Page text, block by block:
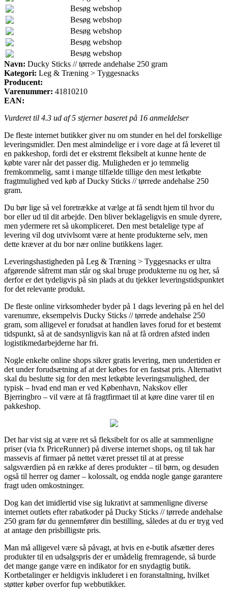
Besøg webshop
Besøg webshop
Besøg webshop
Besøg webshop
Besøg webshop
Navn: Ducky Sticks // tørrede andehalse 250 gram
Kategori: Leg & Træning > Tyggesnacks
Producent:
Varenummer: 41810210
EAN:
Vurderet til 4.3 ud af 5 stjerner baseret på 16 anmeldelser
De fleste internet butikker giver nu om stunder en hel del forskellige
leveringsmidler. Den mest almindelige er i vore dage at få leveret til
en pakkeshop, fordi det er ekstremt fleksibelt at kunne hente de
købte varer når det passer dig. Muligheden er jo temmelig
fremkommelig, samt i mange tilfælde tillige den mest letkøbte
fragtmulighed ved køb af Ducky Sticks // tørrede andehalse 250
gram.
Du bør lige så vel foretrække at vælge at få sendt hjem til hvor du
bor eller ud til dit arbejde. Den bliver beklageligvis en smule dyrere,
men ydermere ret så ukompliceret. Den mest betalelige type af
levering vil dog utvivlsomt være at hente produkterne selv, men
dette kræver at du bor nær online butikkens lager.
Leveringshastigheden på Leg & Træning > Tyggesnacks er ultra
afgørende såfremt man står og skal bruge produkterne nu og her, så
derfor er det tydeligvis på sin plads at du tjekker leveringstidspunktet
for det relevante produkt.
De fleste online virksomheder byder på 1 dags levering på en hel del
varenumre, eksempelvis Ducky Sticks // tørrede andehalse 250
gram, som alligevel er forudsat at handlen laves forud for et bestemt
tidspunkt, så at de sandsynligvis kan nå at få ordren afsted inden
logistikmedarbejderne har fri.
Nogle enkelte online shops sikrer gratis levering, men undertiden er
det under forudsætning af at der købes for en fastsat pris. Alternativt
skal du beslutte sig for den mest letkøbte leveringsmulighed, der
typisk – hvad end man er ved København, Nakskov eller
Bjerringbro – vil være at få fragtfirmaet til at køre dine varer til en
pakkeshop.
Det har vist sig at være ret så fleksibelt for os alle at sammenligne
priser (via fx PriceRunner) på diverse internet shops, og til tak har
massevis af firmaer på nettet været presset til at at presse
salgsværdien på en række af deres produkter – til børn, og desuden
også til herrer og damer – kolossalt, og endda nogle gange garantere
fragt uden omkostninger.
Dog kan det imidlertid vise sig lukrativt at sammenligne diverse
internet outlets efter rabatkoder på Ducky Sticks // tørrede andehalse
250 gram før du gennemfører din bestilling, således at du er tryg ved
at antage den prisbilligste pris.
Man må alligevel være så påvagt, at hvis en e-butik afsætter deres
produkter til en udsalgspris der er umådelig fremragende, så burde
det mange gange være en indikator for en snydagtig butik.
Kortbetalinger er heldigvis inkluderet i en foranstaltning, hvilket
støtter køber overfor fup webbutikker.